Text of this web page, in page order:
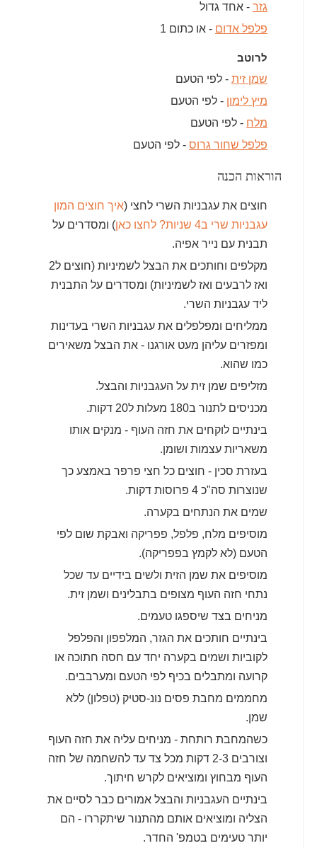
גזר - אחד גדול
פלפל אדום - או כתום 1
לרוטב
שמן זית - לפי הטעם
מיץ לימון - לפי הטעם
מלח - לפי הטעם
פלפל שחור גרוס - לפי הטעם
הוראות הכנה
חוצים את עגבניות השרי לחצי (איך חוצים המון
עגבניות שרי ב4 שניות? לחצו כאן
) ומסדרים על
תבנית עם נייר אפיה.
מקלפים וחותכים את הבצל לשמיניות (חוצים ל2
ואז לרבעים ואז לשמיניות) ומסדרים על התבנית
ליד עגבניות השרי.
ממליחים ומפלפלים את עגבניות השרי בעדינות
ומפזרים עליהן מעט אורגנו - את הבצל משאירים
כמו שהוא.
מזליפים שמן זית על העגבניות והבצל.
מכניסים לתנור ב180 מעלות ל20 דקות.
בינתיים לוקחים את חזה העוף - מנקים אותו
משאריות עצמות ושומן.
בעזרת סכין - חוצים כל חצי פרפר באמצע כך
שנוצרות סה"כ 4 פרוסות דקות.
שמים את הנתחים בקערה.
מוסיפים מלח, פלפל, פפריקה ואבקת שום לפי
הטעם (לא לקמץ בפפריקה).
מוסיפים את שמן הזית ולשים בידיים עד שכל
נתחי חזה העוף מצופים בתבלינים ושמן זית.
מניחים בצד שיספגו טעמים.
בינתיים חותכים את הגזר, המלפפון והפלפל
לקוביות ושמים בקערה יחד עם חסה חתוכה או
קרועה ומתבלים בכיף לפי הטעם ומערבבים.
מחממים מחבת פסים נונ-סטיק (טפלון) ללא
שמן.
כשהמחבת רותחת - מניחים עליה את חזה העוף
וצורבים 2-3 דקות מכל צד עד להשחמה של חזה
העוף מבחוץ ומוציאים לקרש חיתוך.
בינתיים העגבניות והבצל אמורים כבר לסיים את
הצליה ומוציאים אותם מהתנור שיתקררו - הם
יותר טעימים בטמפ' החדר.